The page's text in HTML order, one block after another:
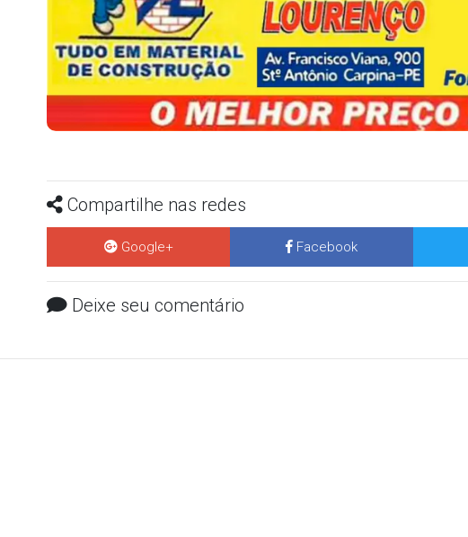
Compartilhe nas redes
Google+ Facebook
Deixe seu comentário